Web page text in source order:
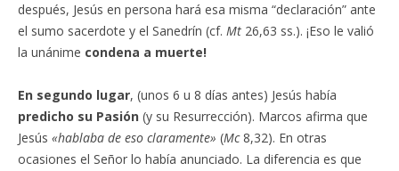
después, Jesús en persona hará esa misma “declaración” ante
el sumo sacerdote y el Sanedrín (cf. Mt 26,63 ss.). ¡Eso le valió
la unánime condena a muerte!
En segundo lugar, (unos 6 u 8 días antes) Jesús había
predicho su Pasión (y su Resurrección). Marcos afirma que
Jesús «hablaba de eso claramente» (Mc8,32). En otras
ocasiones el Señor lo había anunciado. La diferencia es que